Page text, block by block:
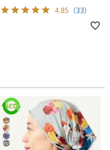
4.85 （33）